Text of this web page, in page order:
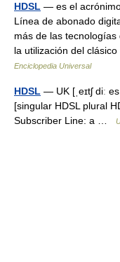
HDSL — es el
Línea de abonado
más de las
la utilización del
Enciclopedia Universal
HDSL — UK [ˌeɪtʃ diː
[singular HDSL plural
Subscriber Line: a …